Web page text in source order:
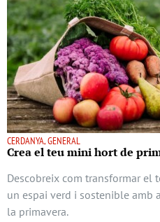
CERDANYA, GENERAL
Crea el teu mini hort de
Descobreix com transformar el
un espai verd i sostenible amb
la primavera.